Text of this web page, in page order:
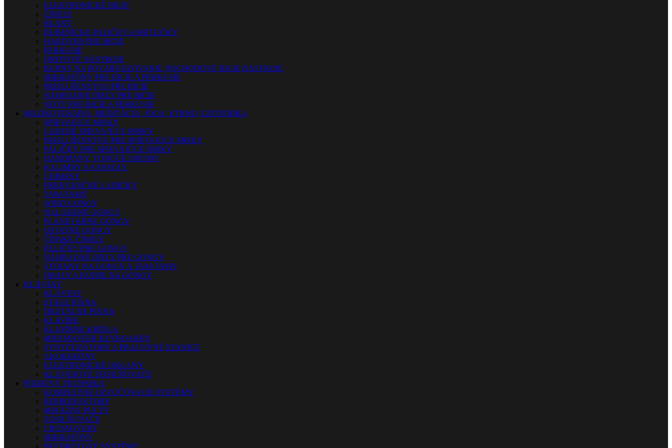
ELEKTRONICKÉ BICIE
ČINELY
BLANY
BUBENÍCKE PALIČKY A METLIČKY
HARDVÉR PRE BICIE
PERKUSIE
ORFFOVÉ NÁSTROJE
BUBNY NA POVZBUDZOVANIE, POCHODOVÉ BICIE NÁSTROJE
MIKROFÓNY PRE BICIE A PERKUSIE
PRÍSLUŠENSTVO PRE BICIE
NÁHRADNÉ DIELY PRE BICIE
NOTY PRE BICIE A PERKUSIE
MUZIKOTERAPIA, MEDITÁCIA, JOGA, ETHNO, EZOTERIKA
SPIEVAJÚCE MISKY
LADENÉ SPIEVAJÚCE MISKY
PRISLUŠENSTVO PRE SPIEVAJÚCE MISKY
PALIČKY PRE SPIEVAJÚCE MISKY
HANDPANY, TONGUE DRUMY
KALIMBY A SANSULY
CHIMESY
FREKVENČNÉ LADIČKY
TAM-TAMY
WIND GONGY
NALADENÉ GONGY
PLANETÁRNE GONGY
OSTATNÉ GONGY
ČÍNSKE ČINELY
PALIČKY PRE GONGY
NÁHRADNÉ DIELY PRE GONGY
STOJANY NA GONGY A TAM-TAMY
OBALY A KUFRE NA GONGY
KLÁVESY
KLÁVESY
STAGE PIÁNA
DIGITÁLNE PIÁNA
KLAVÍRE
KLAVÍRNE KRÍDLA
MIDI MASTER KEYBOARDY
SYNTETIZÁTORY A PRACOVNÉ STANICE
AKORDEÓNY
ELEKTRONICKÉ ORGANY
KLÁVESOVÉ ZOSILŇOVAČE
PÓDIOVÁ TECHNIKA
KOMPLETNÉ OZVUČOVACIE SYSTÉMY
REPRODUKTORY
MIXÁŽNE PULTY
ZOSILŇOVAČE
CROSSOVERY
MIKROFÓNY
BEZDRÔTOVÉ SYSTÉMY